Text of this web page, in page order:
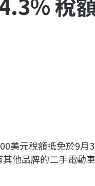
美元稅額抵免於9月
他品牌的二手電動